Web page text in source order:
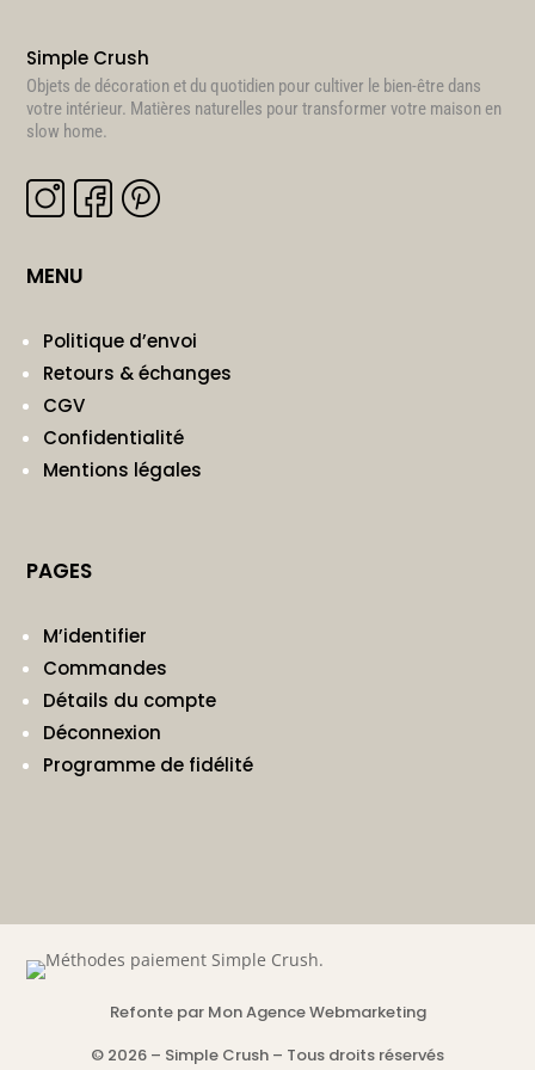
Simple Crush
Objets de décoration et du quotidien pour cultiver le bien-être dans
votre intérieur. Matières naturelles pour transformer votre maison en
slow home.
MENU
Politique d’envoi
Retours & échanges
CGV
Confidentialité
Mentions légales
PAGES
M’identifier
Commandes
Détails du compte
Déconnexion
Programme de fidélité
Refonte par Mon Agence Webmarketing
© 2026 – Simple Crush – Tous droits réservés